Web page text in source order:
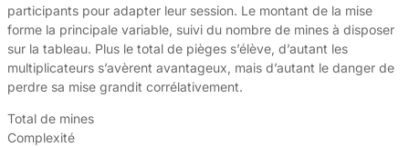
participants pour adapter leur session. Le montant de la mise
forme la principale variable, suivi du nombre de mines à disposer
sur la tableau. Plus le total de pièges s’élève, d’autant les
multiplicateurs s’avèrent avantageux, mais d’autant le danger de
perdre sa mise grandit corrélativement.
Total de mines
Complexité